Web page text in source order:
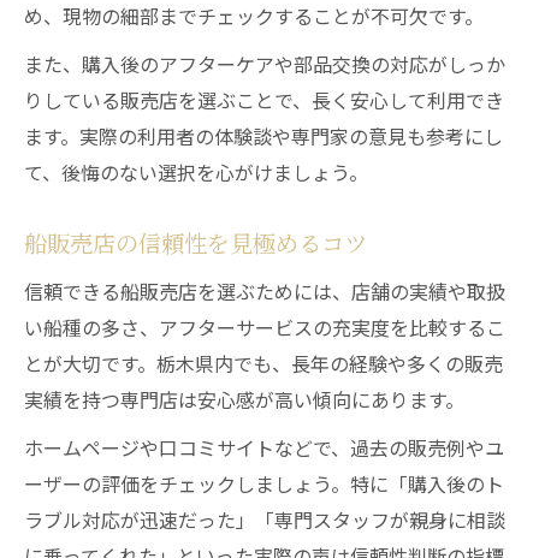
め、現物の細部までチェックすることが不可欠です。
また、購入後のアフターケアや部品交換の対応がしっか
りしている販売店を選ぶことで、長く安心して利用でき
ます。実際の利用者の体験談や専門家の意見も参考にし
て、後悔のない選択を心がけましょう。
船販売店の信頼性を見極めるコツ
信頼できる船販売店を選ぶためには、店舗の実績や取扱
い船種の多さ、アフターサービスの充実度を比較するこ
とが大切です。栃木県内でも、長年の経験や多くの販売
実績を持つ専門店は安心感が高い傾向にあります。
ホームページや口コミサイトなどで、過去の販売例やユ
ーザーの評価をチェックしましょう。特に「購入後のト
ラブル対応が迅速だった」「専門スタッフが親身に相談